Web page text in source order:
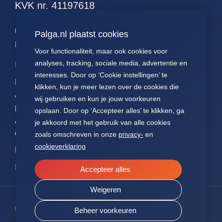
Palga.nl plaatst cookies
Voor functionaliteit, maar ook cookies voor
analyses, tracking, sociale media, advertentie en
interesses. Door op ‘Cookie instellingen’ te
klikken, kun je meer lezen over de cookies die
wij gebruiken en kun je jouw voorkeuren
opslaan. Door op ‘Accepteer alles’ te klikken, ga
je akkoord met het gebruik van alle cookies
zoals omschreven in onze privacy- en
cookieverklaring
Beheer voorkeuren
Weigeren
Accepteer alles
darmziekten
KVK nr. 41197618
Palga links
Impact
Data
Voor
pathologen
Voor
onderzoekers
NEN7510
ISO27001
Contact
Over ons
FAQ
Nieuws
Presentaties
Voor patiënten
Jaarverslagen
Statuten Palga